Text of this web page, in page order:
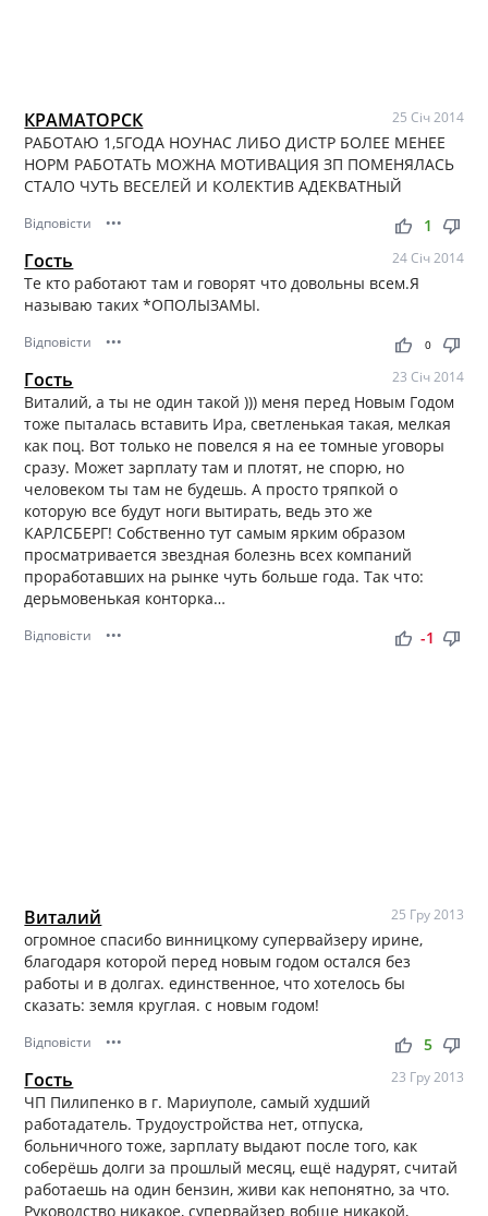
КРАМАТОРСК 25 Січ 2014
РАБОТАЮ 1,5ГОДА НОУНАС ЛИБО ДИСТР БОЛЕЕ МЕНЕЕ
НОРМ РАБОТАТЬ МОЖНА МОТИВАЦИЯ ЗП ПОМЕНЯЛАСЬ
СТАЛО ЧУТЬ ВЕСЕЛЕЙ И КОЛЕКТИВ АДЕКВАТНЫЙ
Відповісти ••• thumb_up thumb_down
1
Гость 24 Січ 2014
Те кто работают там и говорят что довольны всем.Я
называю таких *ОПОЛЫЗАМЫ.
Відповісти ••• thumb_up thumb_down
0
Гость 23 Січ 2014
Виталий, а ты не один такой ))) меня перед Новым Годом
тоже пыталась вставить Ира, светленькая такая, мелкая
как поц. Вот только не повелся я на ее томные уговоры
сразу. Может зарплату там и плотят, не спорю, но
человеком ты там не будешь. А просто тряпкой о
которую все будут ноги вытирать, ведь это же
КАРЛСБЕРГ! Собственно тут самым ярким образом
просматривается звездная болезнь всех компаний
проработавших на рынке чуть больше года. Так что:
дерьмовенькая конторка…
Відповісти ••• thumb_up thumb_down
-1
Виталий 25 Гру 2013
огромное спасибо винницкому супервайзеру ирине,
благодаря которой перед новым годом остался без
работы и в долгах. единственное, что хотелось бы
сказать: земля круглая. с новым годом!
Відповісти ••• thumb_up thumb_down
5
Гость 23 Гру 2013
ЧП Пилипенко в г. Мариуполе, самый худший
работадатель. Трудоустройства нет, отпуска,
больничного тоже, зарплату выдают после того, как
соберёшь долги за прошлый месяц, ещё надурят, считай
работаешь на один бензин, живи как непонятно, за что.
Руководство никакое, супервайзер вобще никакой,